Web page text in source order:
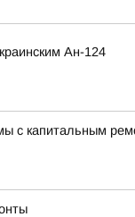
Ан-124
с капитальным